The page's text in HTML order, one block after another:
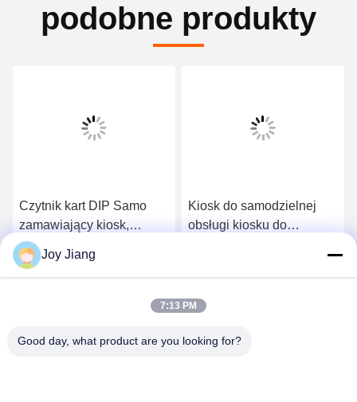
podobne produkty
Czytnik kart DIP Samo
zamawiający kiosk,
samoobsługowy czek 13,3
cala w kiosku
Uzyskaj najlepszą cenę
Kiosk do samodzielnej
obsługi kiosku do
samodzielnej płatności
Trwałe
Joy Jiang
7:13 PM
Good day, what product are you looking for?